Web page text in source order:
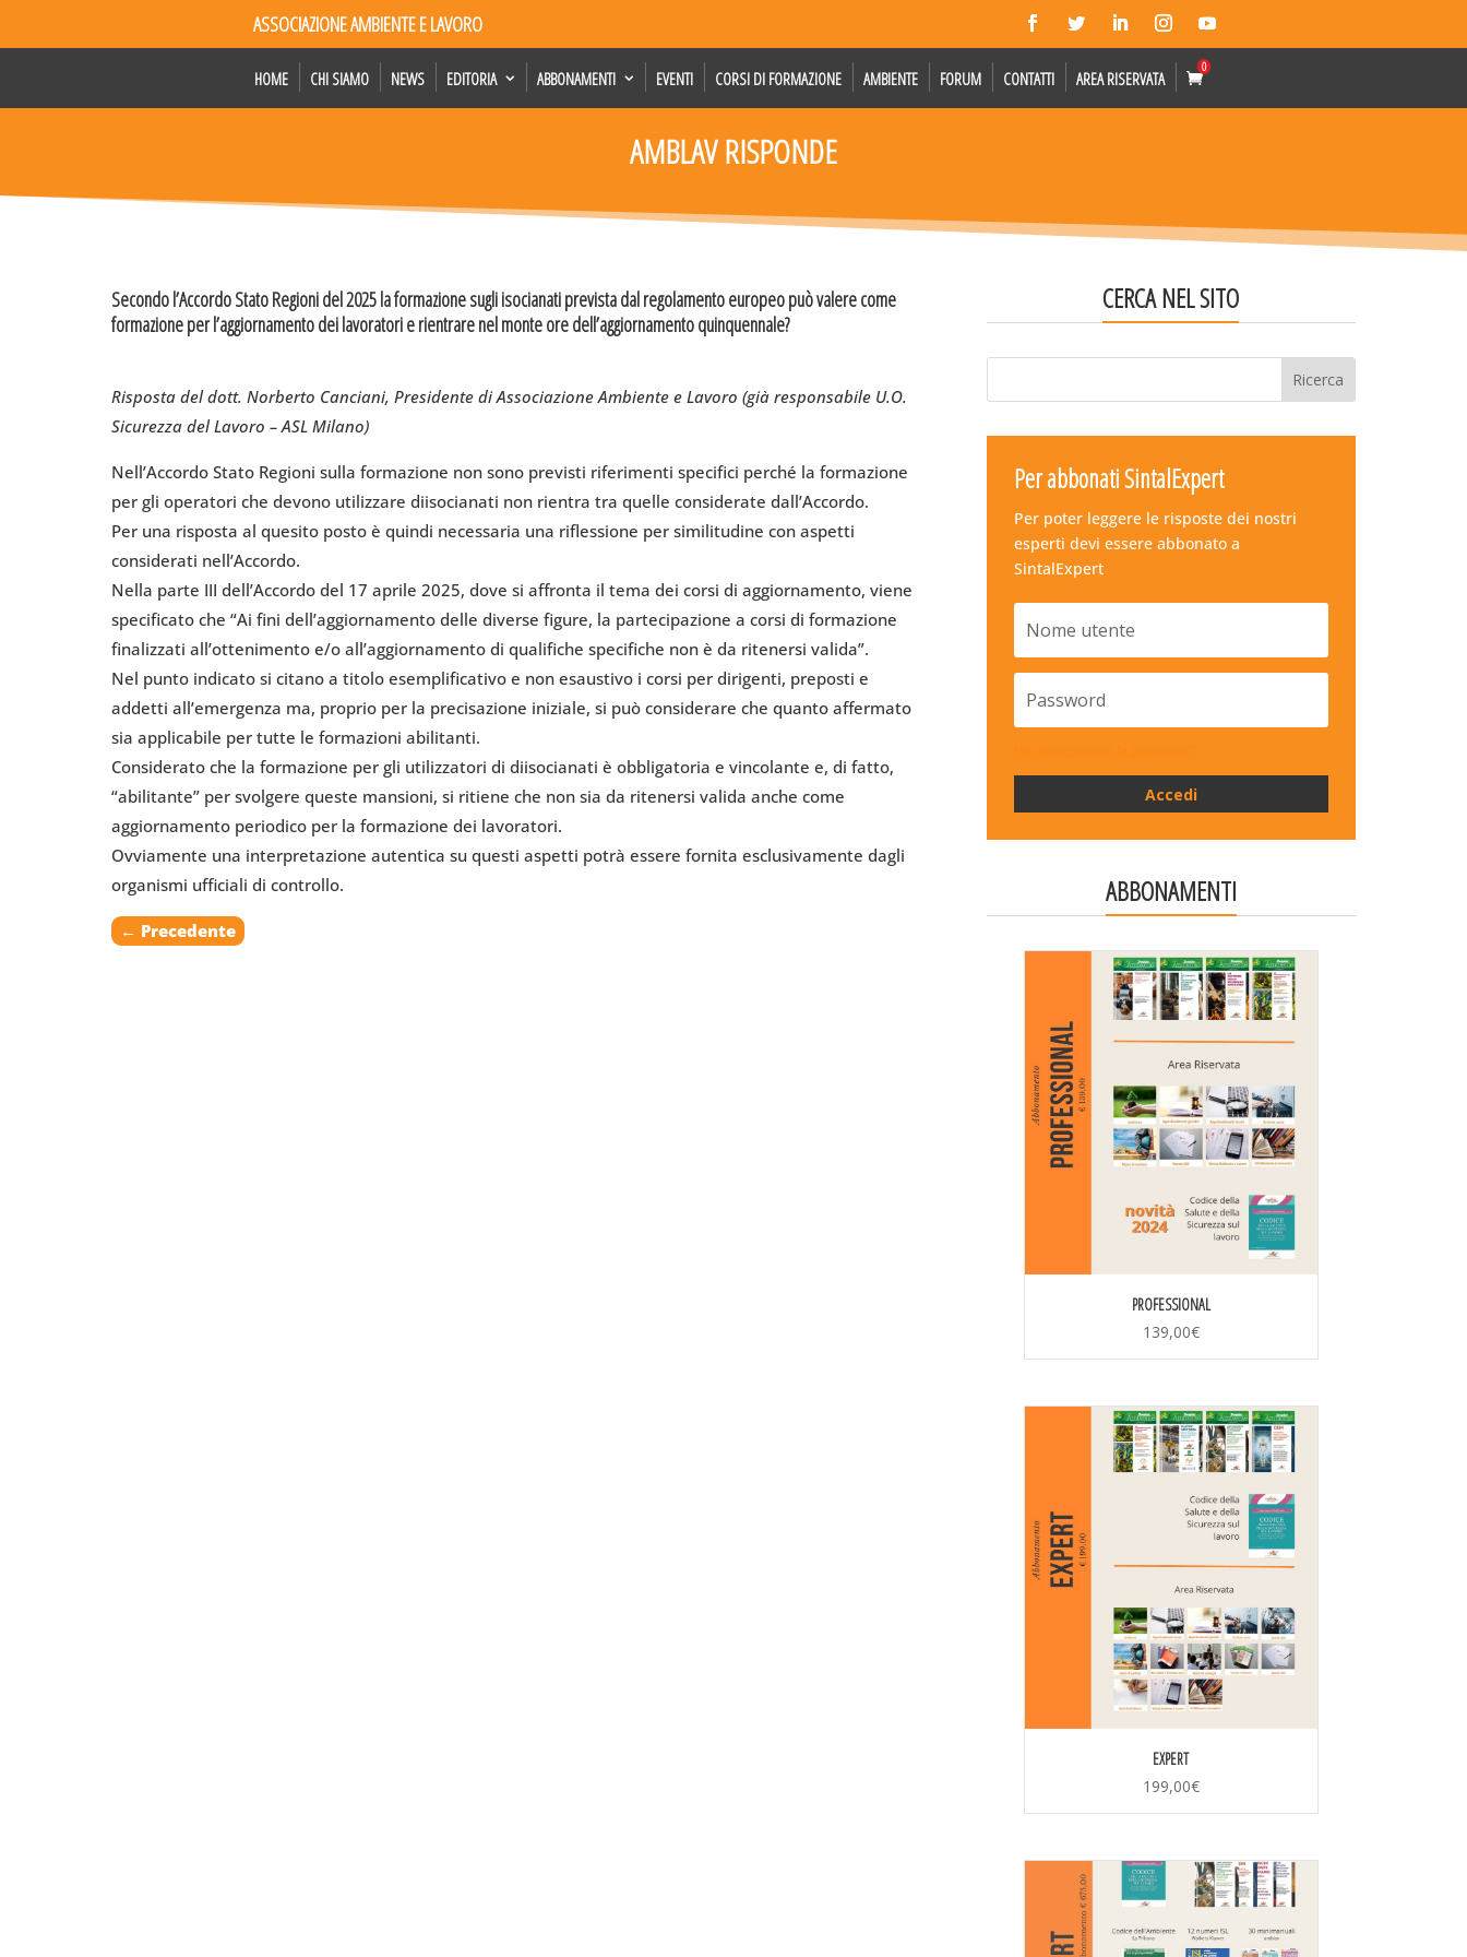
ASSOCIAZIONE AMBIENTE E LAVORO
HOME CHI SIAMO NEWS EDITORIA ABBONAMENTI EVENTI CORSI DI FORMAZIONE AMBIENTE FORUM CONTATTI AREA RISERVATA
0
AMBLAV RISPONDE
Secondo l’Accordo Stato Regioni del 2025 la formazione sugli isocianati prevista dal regolamento europeo può valere come
formazione per l’aggiornamento dei lavoratori e rientrare nel monte ore dell’aggiornamento quinquennale?
Risposta del dott. Norberto Canciani, Presidente di Associazione Ambiente e Lavoro (già responsabile U.O.
Sicurezza del Lavoro – ASL Milano)
Nell’Accordo Stato Regioni sulla formazione non sono previsti riferimenti specifici perché la formazione
per gli operatori che devono utilizzare diisocianati non rientra tra quelle considerate dall’Accordo.
Per una risposta al quesito posto è quindi necessaria una riflessione per similitudine con aspetti
considerati nell’Accordo.
Nella parte III dell’Accordo del 17 aprile 2025, dove si affronta il tema dei corsi di aggiornamento, viene
specificato che “Ai fini dell’aggiornamento delle diverse figure, la partecipazione a corsi di formazione
finalizzati all’ottenimento e/o all’aggiornamento di qualifiche specifiche non è da ritenersi valida”.
Nel punto indicato si citano a titolo esemplificativo e non esaustivo i corsi per dirigenti, preposti e
addetti all’emergenza ma, proprio per la precisazione iniziale, si può considerare che quanto affermato
sia applicabile per tutte le formazioni abilitanti.
Considerato che la formazione per gli utilizzatori di diisocianati è obbligatoria e vincolante e, di fatto,
“abilitante” per svolgere queste mansioni, si ritiene che non sia da ritenersi valida anche come
aggiornamento periodico per la formazione dei lavoratori.
Ovviamente una interpretazione autentica su questi aspetti potrà essere fornita esclusivamente dagli
organismi ufficiali di controllo.
← Precedente
CERCA NEL SITO
Per abbonati SintalExpert
Per poter leggere le risposte dei nostri
esperti devi essere abbonato a
SintalExpert
Accedi
ABBONAMENTI
PROFESSIONAL
139,00€
EXPERT
199,00€